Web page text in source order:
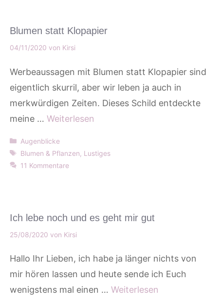
Blumen statt Klopapier
04/11/2020 von Kirsi
Werbeaussagen mit Blumen statt Klopapier sind
eigentlich skurril, aber wir leben ja auch in
merkwürdigen Zeiten. Dieses Schild entdeckte
meine … Weiterlesen
Kategorien
Augenblicke
Schlagwörter
Blumen & Pflanzen, Lustiges
11 Kommentare
Ich lebe noch und es geht mir gut
25/08/2020 von Kirsi
Hallo Ihr Lieben, ich habe ja länger nichts von
mir hören lassen und heute sende ich Euch
wenigstens mal einen … Weiterlesen